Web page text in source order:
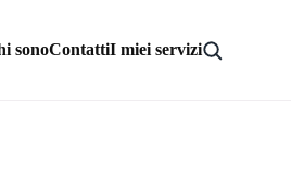
sonoContattiI miei servizi